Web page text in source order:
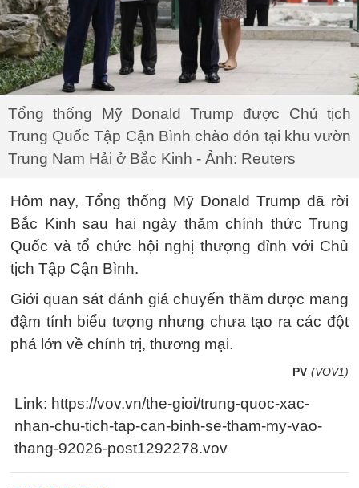
Tổng thống Mỹ Donald Trump được Chủ tịch
Trung Quốc Tập Cận Bình chào đón tại khu vườn
Trung Nam Hải ở Bắc Kinh - Ảnh: Reuters
Hôm nay, Tổng thống Mỹ Donald Trump đã rời
Bắc Kinh sau hai ngày thăm chính thức Trung
Quốc và tổ chức hội nghị thượng đỉnh với Chủ
tịch Tập Cận Bình.
Giới quan sát đánh giá chuyến thăm được mang
đậm tính biểu tượng nhưng chưa tạo ra các đột
phá lớn về chính trị, thương mại.
PV (VOV1)
Link: https://vov.vn/the-gioi/trung-quoc-xac-
nhan-chu-tich-tap-can-binh-se-tham-my-vao-
thang-92026-post1292278.vov